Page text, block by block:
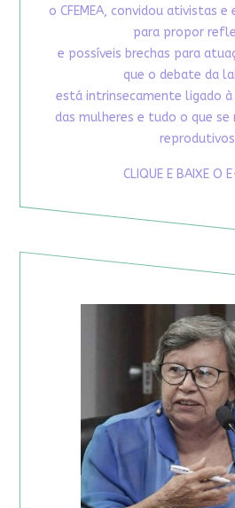
o CFEMEA, convidou ativistas
para propor
e possíveis brechas para
que o debate da
está intrinsecamente ligado
das mulheres e tudo o que
CLIQUE E BAIXE O